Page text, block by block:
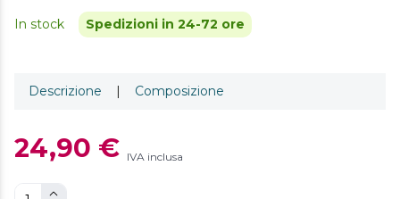
In stock Spedizioni in 24-72 ore
Descrizione | Composizione
24,90 € IVA inclusa